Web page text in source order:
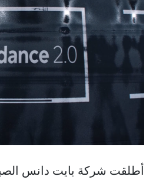
أطلقت شركة بايت دانس